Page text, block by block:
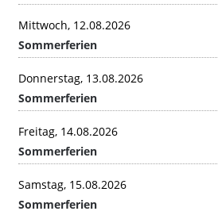
Mittwoch, 12.08.2026
Sommerferien
Donnerstag, 13.08.2026
Sommerferien
Freitag, 14.08.2026
Sommerferien
Samstag, 15.08.2026
Sommerferien